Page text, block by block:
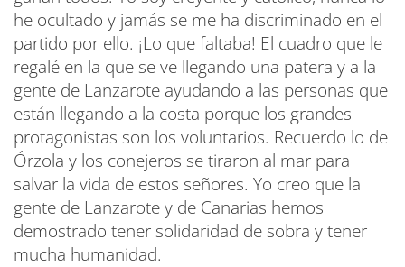
he ocultado y jamás se me ha discriminado en el
partido por ello. ¡Lo que faltaba! El cuadro que le
regalé en la que se ve llegando una patera y a la
gente de Lanzarote ayudando a las personas que
están llegando a la costa porque los grandes
protagonistas son los voluntarios. Recuerdo lo de
Órzola y los conejeros se tiraron al mar para
salvar la vida de estos señores. Yo creo que la
gente de Lanzarote y de Canarias hemos
demostrado tener solidaridad de sobra y tener
mucha humanidad.